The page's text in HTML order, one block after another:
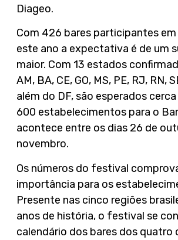
Diageo.
Com 426 bares participantes
este ano a expectativa é de um
maior. Com 13 estados
AM, BA, CE, GO, MS, PE, RJ, RN,
além do DF, são esperados
600 estabelecimentos para o
acontece entre os dias 26 de
novembro.
Os números do festival
importância para os
Presente nas cinco regiões
anos de história, o festival se
calendário dos bares dos quatro